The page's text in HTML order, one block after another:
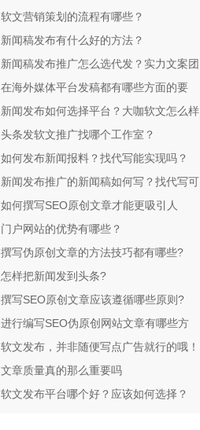
软文营销策划的流程有哪些？
新闻稿发布有什么好的方法？
新闻稿发布推广怎么选代发？实力文案团
队全方位一对一服务
在海外媒体平台发稿都有哪些方面的要
求?
新闻发布如何选择平台？大咖软文怎么样
达标？
头条发软文推广找哪个工作室？
如何发布新闻报料？找代写能实现吗？
新闻发布推广的新闻稿如何写？找代写可
靠吗？
如何撰写SEO原创文章才能更吸引人
门户网站的优势有哪些？
撰写伪原创文章的方法技巧都有哪些?
怎样把新闻发到头条?
撰写SEO原创文章应该遵循哪些原则?
进行编写SEO伪原创网站文章有哪些方
法?
软文发布，并非随便写点广告就行的哦！
文章质量真的那么重要吗
软文发布平台哪个好？应该如何选择？